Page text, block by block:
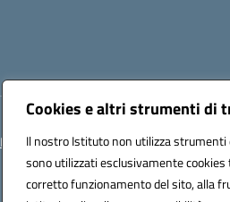
Cookies e altri strumenti di
Il nostro Istituto non utilizza
sono utilizzati esclusivamente
corretto funzionamento del sito, alla
NAEE21900T@pec.istruzione.it